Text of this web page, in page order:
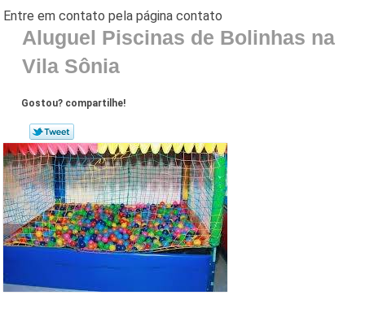
Aluguel Piscinas de Bolinhas na
Vila Sônia
Gostou? compartilhe!